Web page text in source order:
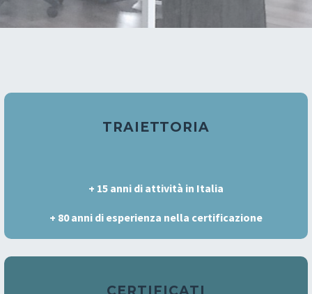
TRAIETTORIA
+ 15 anni di attività in Italia
+ 80 anni di esperienza nella certificazione
CERTIFICATI